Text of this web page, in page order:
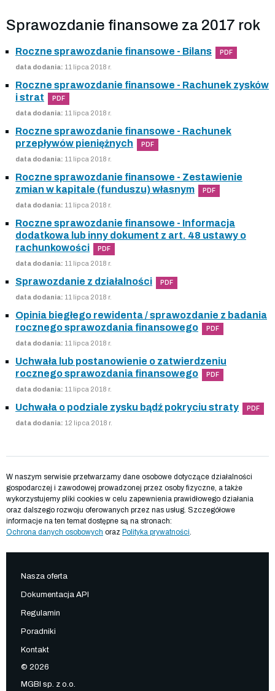
Sprawozdanie finansowe za 2017 rok
Roczne sprawozdanie finansowe - Bilans PDF
data dodania: 11 lipca 2018 r.
Roczne sprawozdanie finansowe - Rachunek zysków
i strat
PDF
data dodania: 11 lipca 2018 r.
Roczne sprawozdanie finansowe - Rachunek
przepływów pieniężnych
PDF
data dodania: 11 lipca 2018 r.
Roczne sprawozdanie finansowe - Zestawienie
zmian w kapitale (funduszu) własnym
PDF
data dodania: 11 lipca 2018 r.
Roczne sprawozdanie finansowe - Informacja
dodatkowa lub inny dokument z art. 48 ustawy o
rachunkowości
PDF
data dodania: 11 lipca 2018 r.
Sprawozdanie z działalności PDF
data dodania: 11 lipca 2018 r.
Opinia biegłego rewidenta / sprawozdanie z badania
rocznego sprawozdania finansowego
PDF
data dodania: 11 lipca 2018 r.
Uchwała lub postanowienie o zatwierdzeniu
rocznego sprawozdania finansowego
PDF
data dodania: 11 lipca 2018 r.
Uchwała o podziale zysku bądź pokryciu straty PDF
data dodania: 12 lipca 2018 r.
W naszym serwisie przetwarzamy dane osobowe dotyczące działalności
gospodarczej i zawodowej prowadzonej przez osoby fizyczne, a także
wykorzystujemy pliki cookies w celu zapewnienia prawidłowego działania
oraz dalszego rozwoju oferowanych przez nas usług. Szczegółowe
informacje na ten temat dostępne są na stronach:
Ochrona danych osobowych oraz Polityka prywatności
Nasza oferta
Dokumentacja API
Regulamin
Poradniki
Kontakt
© 2026
MGBI sp. z o.o.